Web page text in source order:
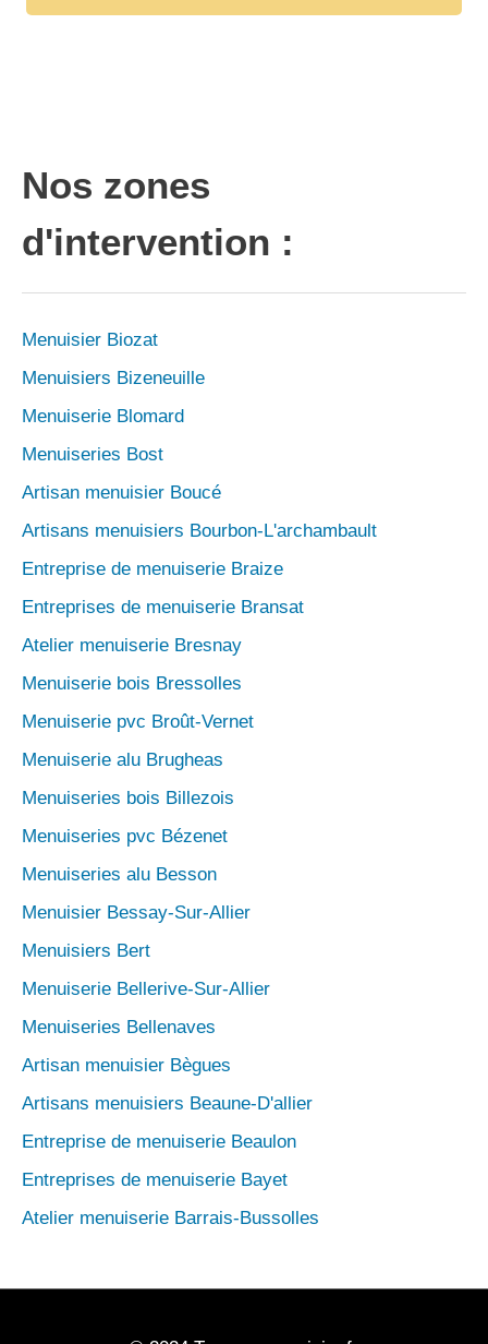
Nos zones
d'intervention :
Menuisier Biozat
Menuisiers Bizeneuille
Menuiserie Blomard
Menuiseries Bost
Artisan menuisier Boucé
Artisans menuisiers Bourbon-L'archambault
Entreprise de menuiserie Braize
Entreprises de menuiserie Bransat
Atelier menuiserie Bresnay
Menuiserie bois Bressolles
Menuiserie pvc Broût-Vernet
Menuiserie alu Brugheas
Menuiseries bois Billezois
Menuiseries pvc Bézenet
Menuiseries alu Besson
Menuisier Bessay-Sur-Allier
Menuisiers Bert
Menuiserie Bellerive-Sur-Allier
Menuiseries Bellenaves
Artisan menuisier Bègues
Artisans menuisiers Beaune-D'allier
Entreprise de menuiserie Beaulon
Entreprises de menuiserie Bayet
Atelier menuiserie Barrais-Bussolles